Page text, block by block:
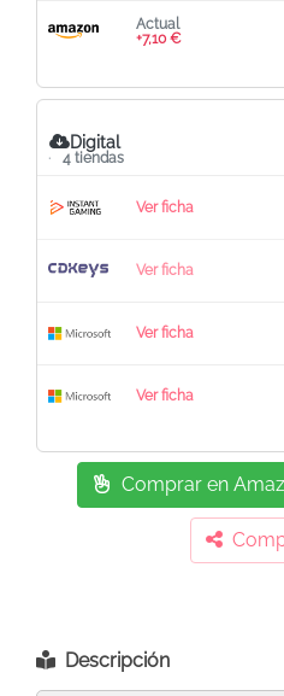
Digital
4 tiendas
Ver ficha
Ver ficha
Ver ficha
Ver ficha
Actual
+7,10 €
Comprar en
Descripción